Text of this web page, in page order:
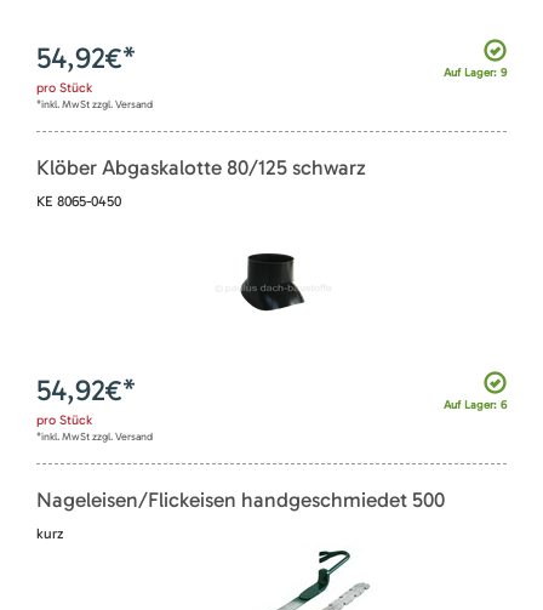
Auf Lager: 9
54,92€*
pro Stück
*inkl. MwSt zzgl. Versand
Klöber Abgaskalotte 80/125 schwarz
KE 8065-0450
Auf Lager: 6
54,92€*
pro Stück
*inkl. MwSt zzgl. Versand
Nageleisen/Flickeisen handgeschmiedet 500
kurz